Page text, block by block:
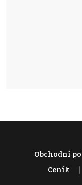
Obchodní
Ceník